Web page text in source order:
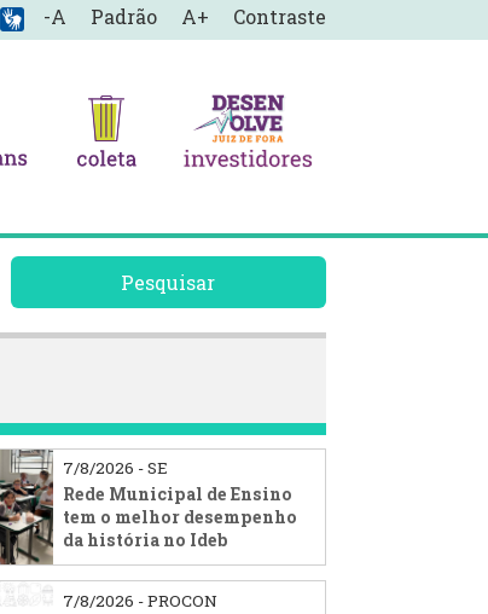
-A Padrão A+ Contraste
Pesquisar
7/8/2026 - SE
Rede Municipal de Ensino
tem o melhor desempenho
da história no Ideb
7/8/2026 - PROCON